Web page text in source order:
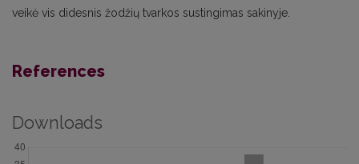
veikė vis didesnis žodžių tvarkos sustingimas sakinyje.
References
Downloads